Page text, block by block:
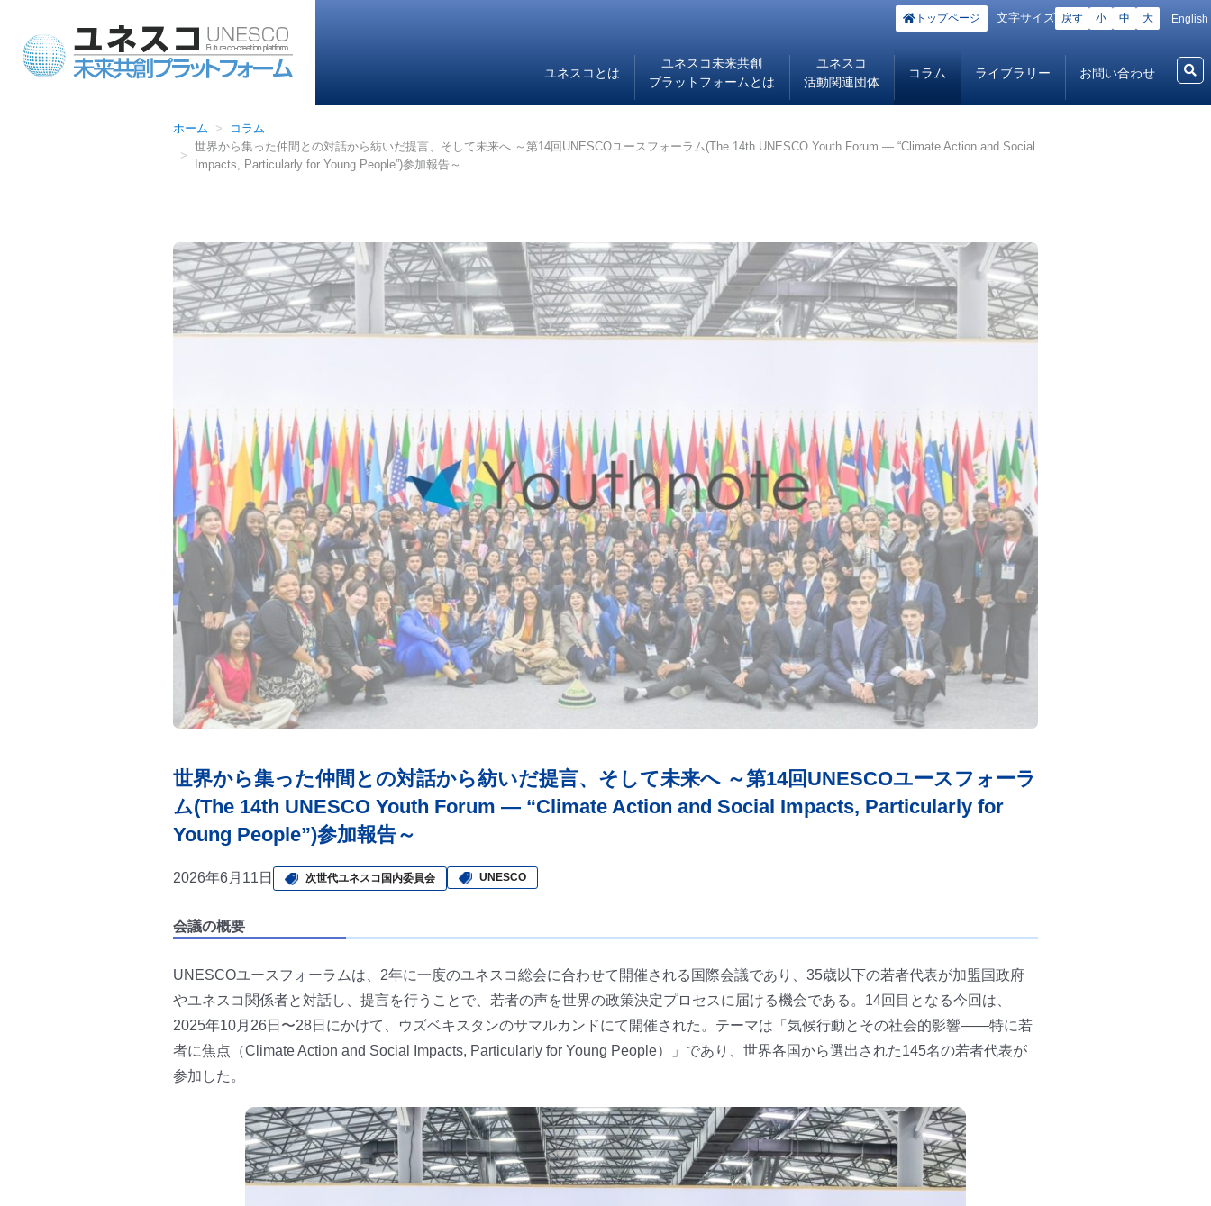
トップページ 文字サイズ 戻す 小 中 大 English
ユネスコとは
ユネスコ未来共創
プラットフォームとは
ユネスコ
活動関連団体
コラム ライブラリー お問い合わせ
ホーム
コラム
世界から集った仲間との対話から紡いだ提言、そして未来へ ～第14回UNESCOユースフォーラム(The 14th UNESCO Youth Forum — “Climate Action and Social
Impacts, Particularly for Young People”)参加報告～
世界から集った仲間との対話から紡いだ提言、そして未来へ ～第14回UNESCOユースフォーラ
ム(The 14th UNESCO Youth Forum — “Climate Action and Social Impacts, Particularly for
Young People”)参加報告～
2026年6月11日 次世代ユネスコ国内委員会 UNESCO
会議の概要
UNESCOユースフォーラムは、2年に一度のユネスコ総会に合わせて開催される国際会議であり、35歳以下の若者代表が加盟国政府
やユネスコ関係者と対話し、提言を行うことで、若者の声を世界の政策決定プロセスに届ける機会である。14回目となる今回は、
2025年10月26日〜28日にかけて、ウズベキスタンのサマルカンドにて開催された。テーマは「気候行動とその社会的影響――特に若
者に焦点（Climate Action and Social Impacts, Particularly for Young People）」であり、世界各国から選出された145名の若者代表が
参加した。